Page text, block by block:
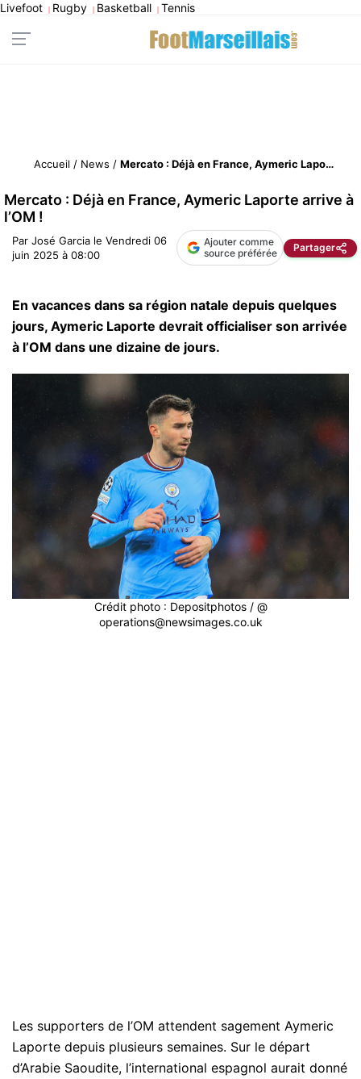
Livefoot | Rugby | Basketball | Tennis
Accueil / News / Mercato : Déjà en France, Aymeric Laporte arrive à l’OM !
Mercato : Déjà en France, Aymeric Laporte arrive à
l’OM !
Par José Garcia le Vendredi 06
juin 2025 à 08:00
Ajouter comme
source préférée
Partager
En vacances dans sa région natale depuis quelques
jours, Aymeric Laporte devrait officialiser son arrivée
à l’OM dans une dizaine de jours.
Crédit photo : Depositphotos / @
operations@newsimages.co.uk
Les supporters de l’OM attendent sagement Aymeric
Laporte depuis plusieurs semaines. Sur le départ
d’Arabie Saoudite, l’international espagnol aurait donné